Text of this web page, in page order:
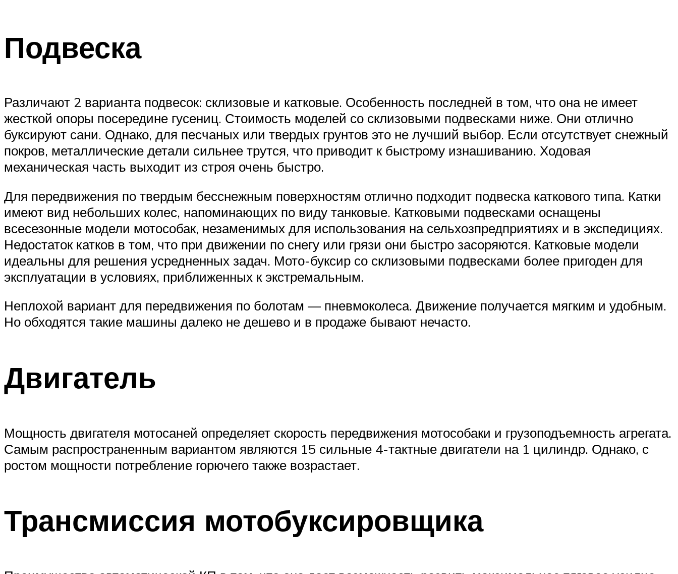
Подвеска
Различают 2 варианта подвесок: склизовые и катковые. Особенность последней в том, что она не имеет
жесткой опоры посередине гусениц. Стоимость моделей со склизовыми подвесками ниже. Они отлично
буксируют сани. Однако, для песчаных или твердых грунтов это не лучший выбор. Если отсутствует снежный
покров, металлические детали сильнее трутся, что приводит к быстрому изнашиванию. Ходовая
механическая часть выходит из строя очень быстро.
Для передвижения по твердым бесснежным поверхностям отлично подходит подвеска каткового типа. Катки
имеют вид небольших колес, напоминающих по виду танковые. Катковыми подвесками оснащены
всесезонные модели мотособак, незаменимых для использования на сельхозпредприятиях и в экспедициях.
Недостаток катков в том, что при движении по снегу или грязи они быстро засоряются. Катковые модели
идеальны для решения усредненных задач. Мото-буксир со склизовыми подвесками более пригоден для
эксплуатации в условиях, приближенных к экстремальным.
Неплохой вариант для передвижения по болотам — пневмоколеса. Движение получается мягким и удобным.
Но обходятся такие машины далеко не дешево и в продаже бывают нечасто.
Двигатель
Мощность двигателя мотосаней определяет скорость передвижения мотособаки и грузоподъемность агрегата.
Самым распространенным вариантом являются 15 сильные 4-тактные двигатели на 1 цилиндр. Однако, с
ростом мощности потребление горючего также возрастает.
Трансмиссия мотобуксировщика